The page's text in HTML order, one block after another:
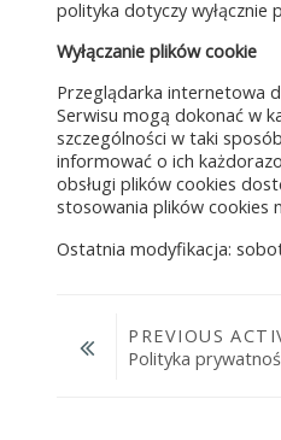
polityka dotyczy wyłącznie
Wyłączanie plików cookie
Przeglądarka internetowa
Serwisu mogą dokonać w
szczególności w taki
informować o ich
obsługi plików cookies
stosowania plików cookies
Ostatnia modyfikacja:
PREVIOUS
Polityka